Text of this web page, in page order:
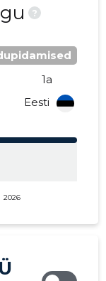
?
1a
Eesti
2026